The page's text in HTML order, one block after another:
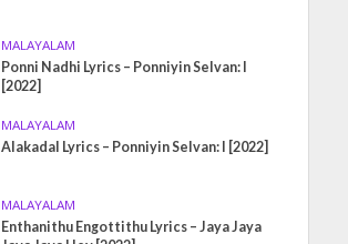
MALAYALAM
Ponni Nadhi Lyrics – Ponniyin Selvan: I
[2022]
MALAYALAM
Alakadal Lyrics – Ponniyin Selvan: I [2022]
MALAYALAM
Enthanithu Engottithu Lyrics – Jaya Jaya